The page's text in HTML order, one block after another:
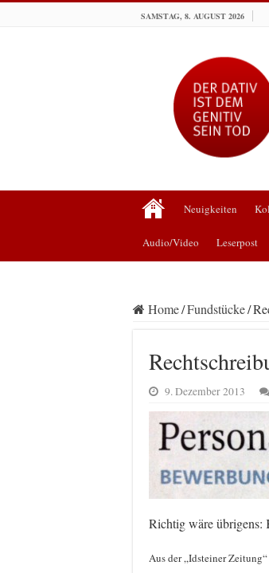
SAMSTAG, 8. AUGUST 2026
Neuigkeiten
Audio/Video Leserpost
Home/Fundstücke/
9. Dezember 2013
Richtig wäre
Aus der „Idsteiner